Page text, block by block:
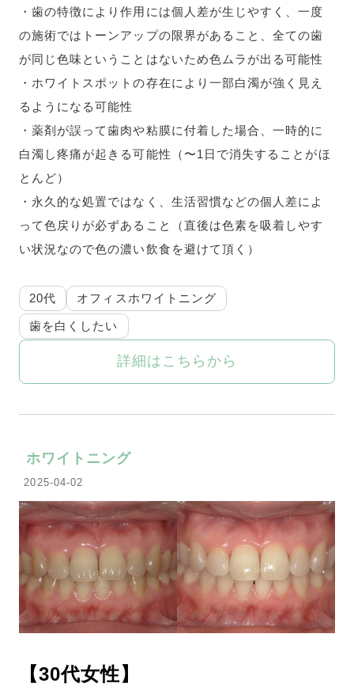
・歯の特徴により作用には個人差が生じやすく、一度
の施術ではトーンアップの限界があること、全ての歯
が同じ色味ということはないため色ムラが出る可能性
・ホワイトスポットの存在により一部白濁が強く見え
るようになる可能性
・薬剤が誤って歯肉や粘膜に付着した場合、一時的に
白濁し疼痛が起きる可能性（〜1日で消失することがほ
とんど）
・永久的な処置ではなく、生活習慣などの個人差によ
って色戻りが必ずあること（直後は色素を吸着しやす
い状況なので色の濃い飲食を避けて頂く）
20代 オフィスホワイトニング
歯を白くしたい
詳細はこちらから
ホワイトニング
2025-04-02
【30代女性】